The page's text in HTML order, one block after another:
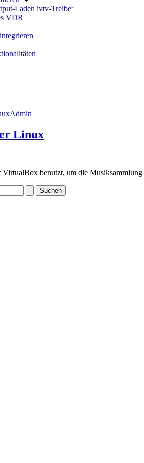
Laden ivtv-Treiber
VDR
Linux
VirtualBox benutzt, um die